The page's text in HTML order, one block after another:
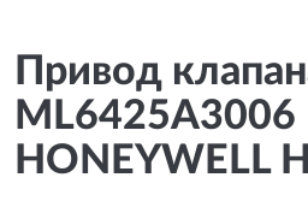
Привод
ML6425A3006
HONEYWELL